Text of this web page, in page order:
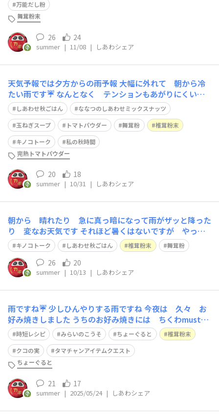
りに こんなにガッツリしたの食べました クリームコロ
万能だし粉
舞茸粉末
26 24
summer | 11/08 | しあわシェア
天気予報では夕方からの雨予報 大幅に外れて 朝から冷
たい雨です☔ なんとなく テンションもあがりにくい⤵️
そんな時は 手仕事に限ります 出汁麹（タマチャンの舞
茸粉、椎茸粉末入りです🍄‍🟫）を仕込み 漬物を漬けた
り デュカ作ったり そんなこんなしてたら テンション
あがってきました😆（←単純です）
しあわせ秋ごはん
ななつのしあわせミックスナッツ
玉ねぎスープ
トマトパウダー 舞茸粉
椎茸粉末
キノコトーク
私の秋時間
完熟トマトパウダー
20 18
summer | 10/31 | しあわシェア
朝から 晴れたり 急に真っ暗になって雨がザッと降った
り 変なお天気です それほど暑くはないですが やっぱ
りまだ半袖です😆 午前中 買い物に行ったら 牛すじの
いいのが破格‼️ もう買うっきゃないでしょ👍 下茹でし
て 牛すじと煮汁に分けて冷凍 毎回 出来上がったら後
悔 もっと買えばよかった😅 今日
キノコトーク しあわせ秋ごはん 椎茸粉末 舞茸粉
26 20
summer | 10/13 | しあわシェア
雨ですね☔ 少しひんやりする雨ですね 今夜は 久々 お
好み焼きしました うちのお好み焼きには ちくわmustで
す あと 人参、長芋もすりおろしていれます タマチャン
の椎茸粉末、茅乃舎だしで生地をつくります 具材はちく
わのほかに キャベツ、あみえび、天かす、豚肉です 粉
は1キロ 卵は10個 キャベ
時短レシピ みらいのこうそ ちょーぐると
椎茸粉末
クコの実
タマチャンアイテムクエスト
ちょーぐると
21 17
summer | 2025/05/24 | しあわシェア